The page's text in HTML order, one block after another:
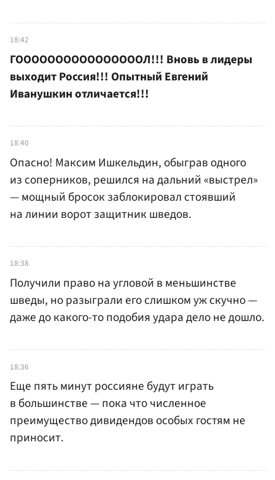
18:42
ГООООООООООООООООЛ!!! Вновь в лидеры
выходит Россия!!! Опытный Евгений
Иванушкин отличается!!!
18:40
Опасно! Максим Ишкельдин, обыграв одного
из соперников, решился на дальний «выстрел»
— мощный бросок заблокировал стоявший
на линии ворот защитник шведов.
18:38
Получили право на угловой в меньшинстве
шведы, но разыграли его слишком уж скучно —
даже до какого-то подобия удара дело не дошло.
18:36
Еще пять минут россияне будут играть
в большинстве — пока что численное
преимущество дивидендов особых гостям не
приносит.